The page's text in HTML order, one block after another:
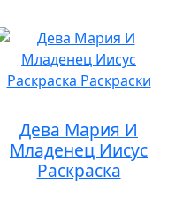
Дева Мария И
Младенец Иисус
Раскраска